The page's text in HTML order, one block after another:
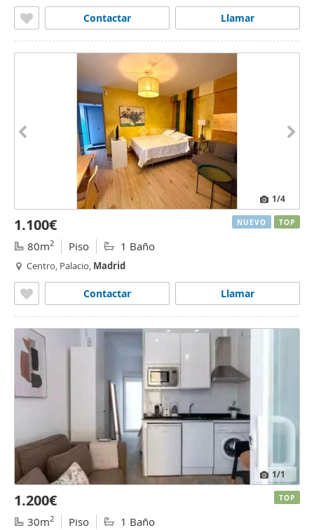
Llamar
Contactar
1/4
1.100€
80m2 Piso 1 Baño
Centro, Palacio, Madrid
Llamar
Contactar
NUEVO TOP
1/1
1.200€
30m2 Piso 1 Baño
TOP